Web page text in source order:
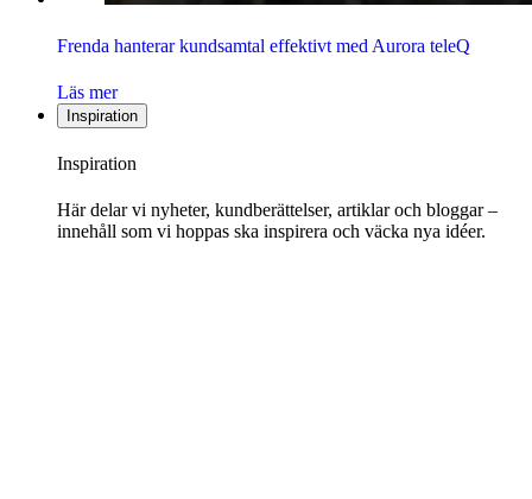
Frenda hanterar kundsamtal effektivt med Aurora teleQ
Läs mer
Inspiration
Inspiration
Här delar vi nyheter, kundberättelser, artiklar och bloggar –
innehåll som vi hoppas ska inspirera och väcka nya idéer.